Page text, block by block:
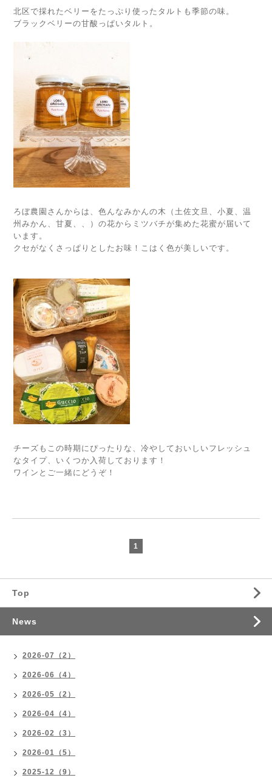
北区で採れたベリーをたっぷり使ったタルトも季節の味。
ブラックベリーの甘酸っぱいタルト。
ろぼ農園さんからは、色んなみかんの木（土佐文旦、小夏、温
州みかん、甘夏、、）の花からミツバチが集めた花蜜が届いて
います。
クセがなくさっぱりとしたお味！こはく色が美しいです。
チーズもこの時期にぴったりな、冷やしておいしいフレッシュ
なタイプ、いくつか入荷しております！
ワインとご一緒にどうぞ！
1
Top
News
2026-07（2）
2026-06（4）
2026-05（2）
2026-04（4）
2026-02（3）
2026-01（5）
2025-12（9）